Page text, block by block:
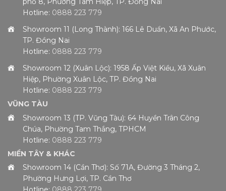
Hotline: 0888 223 779
Showroom 11 (Long Thành): 166 Lê Duẩn, Xã An Phước,
TP. Đồng Nai
Hotline: 0888 223 779
Showroom 12 (Xuân Lộc): 1958 Ấp Việt Kiều, Xã Xuân
Hiệp, Phường Xuân Lộc, TP. Đồng Nai
Hotline: 0888 223 779
VŨNG TÀU
Showroom 13 (TP. Vũng Tàu): 64 Huyền Trân Công
Chúa, Phường Tam Thắng, TPHCM
Hotline: 0888 223 779
MIỀN TÂY & KHÁC
Showroom 14 (Cần Thơ): Số 71A, Đường 3 Tháng 2,
Phường Hưng Lợi, TP. Cần Thơ